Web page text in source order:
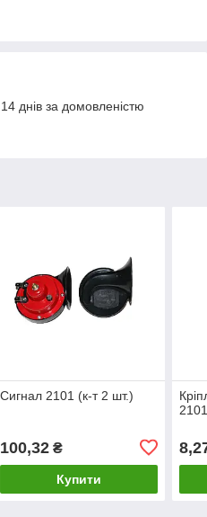
днів за домовленістю
Сигнал 2101 (к-т 2 шт.)
100,32₴
Купити